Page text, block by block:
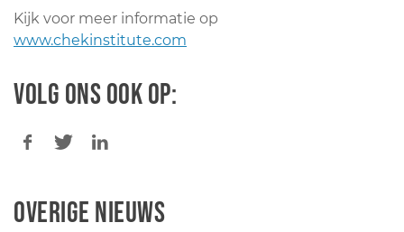
Kijk voor meer informatie op
www.chekinstitute.com
Volg ons ook op:
Overige nieuws